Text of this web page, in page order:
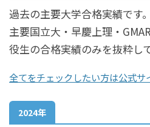
過去の主要大学合格実績です。
主要国立大・早慶上理・
役生の合格実績のみを抜粋し
全てをチェックしたい方は公式サ
2024年